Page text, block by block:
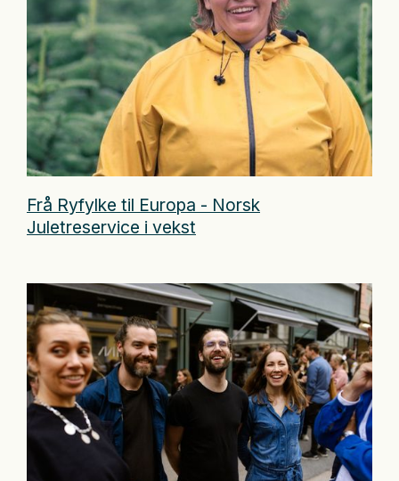
Frå Ryfylke til Europa - Norsk
Juletreservice i vekst